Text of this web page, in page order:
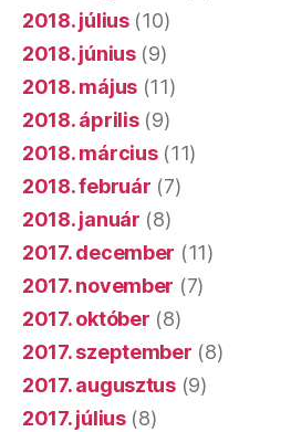
2018. július(10)
2018. június(9)
2018. május (11)
2018. április(9)
2018. március(11)
2018. február (7)
2018. január (8)
2017. december (11)
2017. november (7)
2017. október (8)
2017. szeptember (8)
2017. augusztus(9)
2017. július(8)